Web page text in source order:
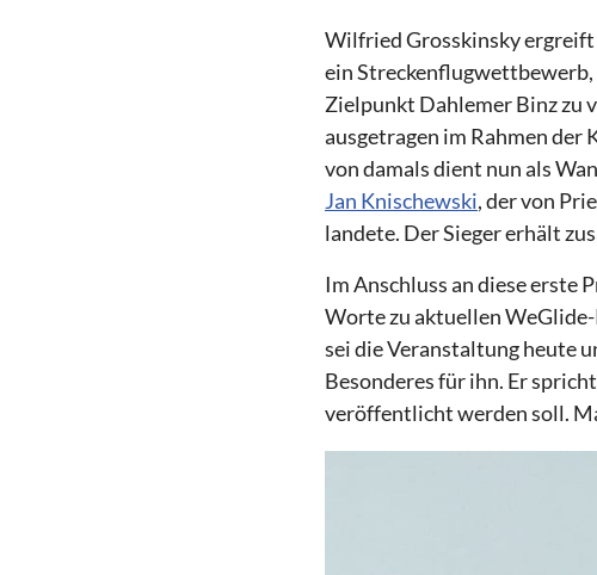
Wilfried Grosskinsky ergreift
ein Streckenflugwettbewerb,
Zielpunkt Dahlemer Binz zu
ausgetragen im Rahmen der
von damals dient nun als
Jan Knischewski, der von
landete. Der Sieger erhält
Im Anschluss an diese
Worte zu aktuellen
sei die Veranstaltung heute
Besonderes für ihn. Er
veröffentlicht werden soll.